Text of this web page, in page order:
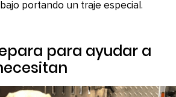
portando un traje especial.
para ayudar a